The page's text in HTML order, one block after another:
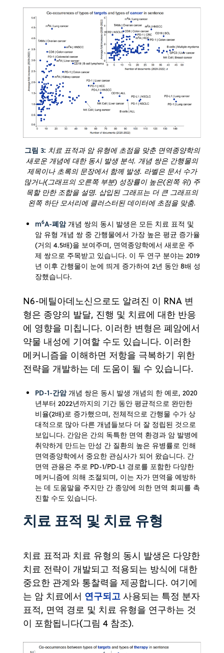
그림 3: 치료 표적과 암 유형에 초점을 맞춘 면역종양학의
새로운 개념에 대한 동시 발생 분석. 개념 쌍은 간행물의
제목이나 초록의 문장에서 함께 발생. 라벨은 문서 수가
많거나(그래프의 오른쪽 부분) 성장률이 높은(왼쪽 위) 주
목할 만한 조합을 설명. 삽입된 그래프는 더 큰 그래프의
왼쪽 하단 모서리에 클러스터된 데이터에 초점을 맞춤.
m6A-폐암개념 쌍의 동시 발생은 모든 치료 표적 및
암 유형 개념 쌍 중 간행물에서 가장 높은 평균 증가율
(거의 4.5배)을 보여주며, 면역종양학에서 새로운 주
제 쌍으로 주목받고 있습니다. 이 두 연구 분야는 2019
년 이후 간행물이 눈에 띄게 증가하여 2년 동안 8배 성
장했습니다.
N6-메틸아데노신으로도 알려진 이 RNA 변
형은 종양의 발달, 진행 및 치료에 대한 반응
에 영향을 미칩니다. 이러한 변형은 폐암에서
약물 내성에 기여할 수도 있습니다. 이러한
메커니즘을 이해하면 저항을 극복하기 위한
전략을 개발하는 데 도움이 될 수 있습니다.
PD-1-간암개념 쌍은 동시 발생 개념의 한 예로, 2020
년부터 2022년까지의 기간 동안 평균적으로 완만한
비율(2배)로 증가했으며, 전체적으로 간행물 수가 상
대적으로 많아 다른 개념들보다 더 잘 정립된 것으로
보입니다. 간암은 간의 독특한 면역 환경과 암 발병에
취약하게 만드는 만성 간 질환의 높은 유병률로 인해
면역종양학에서 중요한 관심사가 되어 왔습니다. 간
면역 관용은 주로 PD-1/PD-L1 경로를 포함한 다양한
메커니즘에 의해 조절되며, 이는 자가 면역을 예방하
는 데 도움말을 주지만 간 종양에 의한 면역 회피를 촉
진할 수도 있습니다.
치료 표적 및 치료 유형
치료 표적과 치료 유형의 동시 발생은 다양한
치료 전략이 개발되고 적용되는 방식에 대한
중요한 관계와 통찰력을 제공합니다. 여기에
는 암 치료에서 연구되고 사용되는 특정 분자
표적, 면역 경로 및 치료 유형을 연구하는 것
이 포함됩니다(그림 4 참조).